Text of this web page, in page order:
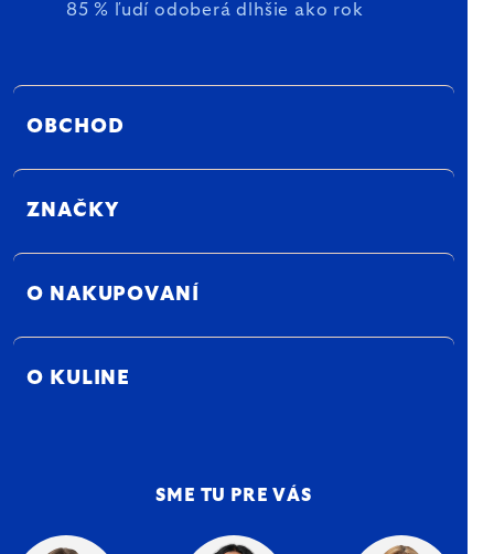
85 % ľudí odoberá dlhšie ako rok
OBCHOD
ZNAČKY
O NAKUPOVANÍ
O KULINE
SME TU PRE VÁS